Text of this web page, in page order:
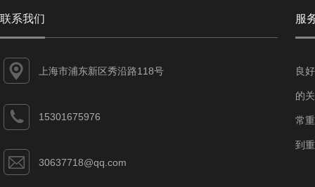
联系我们
上海市浦东新区秀沿路118号
15301675976
30637718@qq.com
服
良
的
常
到